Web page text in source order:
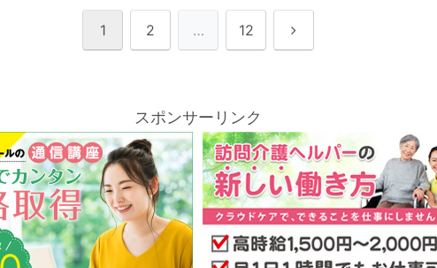
1 2 … 12 次
スポンサーリンク